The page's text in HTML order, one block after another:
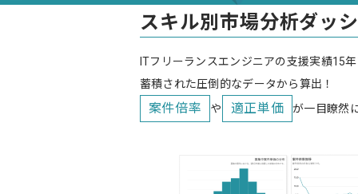
スキル別市場分析ダッ
ITフリーランスエンジニアの支援実績15
蓄積された圧倒的なデータから算出！
案件倍率 や 適正単価 が一目瞭然